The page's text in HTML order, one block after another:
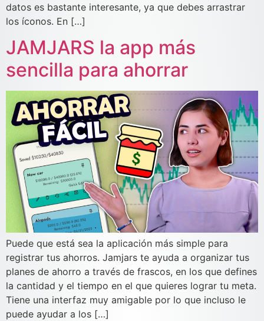
datos es bastante interesante, ya que debes arrastrar
los íconos. En […]
JAMJARS la app más
sencilla para ahorrar
Puede que está sea la aplicación más simple para
registrar tus ahorros. Jamjars te ayuda a organizar tus
planes de ahorro a través de frascos, en los que defines
la cantidad y el tiempo en el que quieres lograr tu meta.
Tiene una interfaz muy amigable por lo que incluso le
puede ayudar a los […]